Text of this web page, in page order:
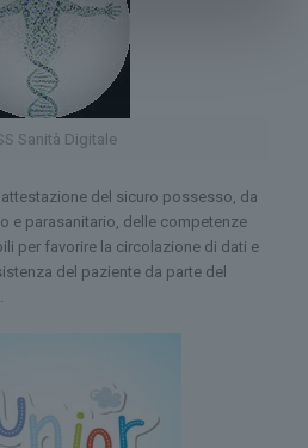
Sanità Digitale
del sicuro possesso, da
e parasanitario, delle competenze
per favorire la circolazione di dati e
del paziente da parte del